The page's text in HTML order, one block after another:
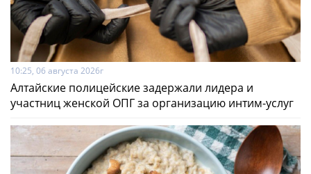
10:25, 06 августа 2026г
Алтайские полицейские задержали лидера и
участниц женской ОПГ за организацию интим-услуг